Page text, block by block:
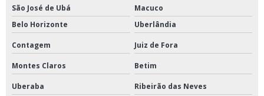
São José de Ubá
Macuco
Belo Horizonte
Uberlândia
Contagem Juiz de Fora
Montes Claros Betim
Uberaba Ribeirão das Neves